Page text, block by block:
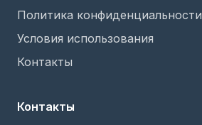
Политика конфиденциальности
Условия использования
Контакты
Контакты